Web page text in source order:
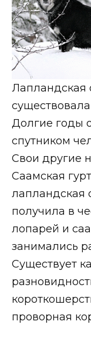
Лапландская
Долгие годы
спутником
Свои другие
Саамская
лапландская
получила в
лопарей и
занимались
Существует
проворная